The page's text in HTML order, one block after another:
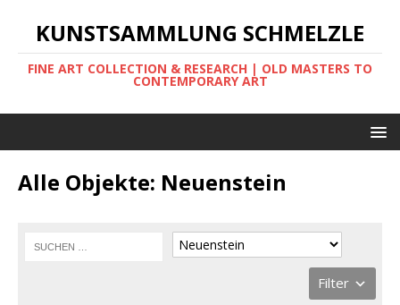
KUNSTSAMMLUNG SCHMELZLE
FINE ART COLLECTION & RESEARCH | OLD MASTERS TO
CONTEMPORARY ART
Alle Objekte: Neuenstein
Filter